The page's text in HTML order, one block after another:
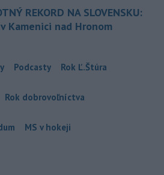
REKORD NA SLOVENSKU:
Kamenici nad Hronom
Podcasty Rok Ľ.Štúra
Rok dobrovoľníctva
MS v hokeji